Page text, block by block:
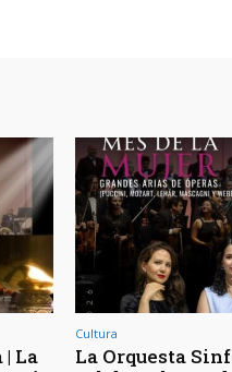
| La
Cultura
La Orquesta